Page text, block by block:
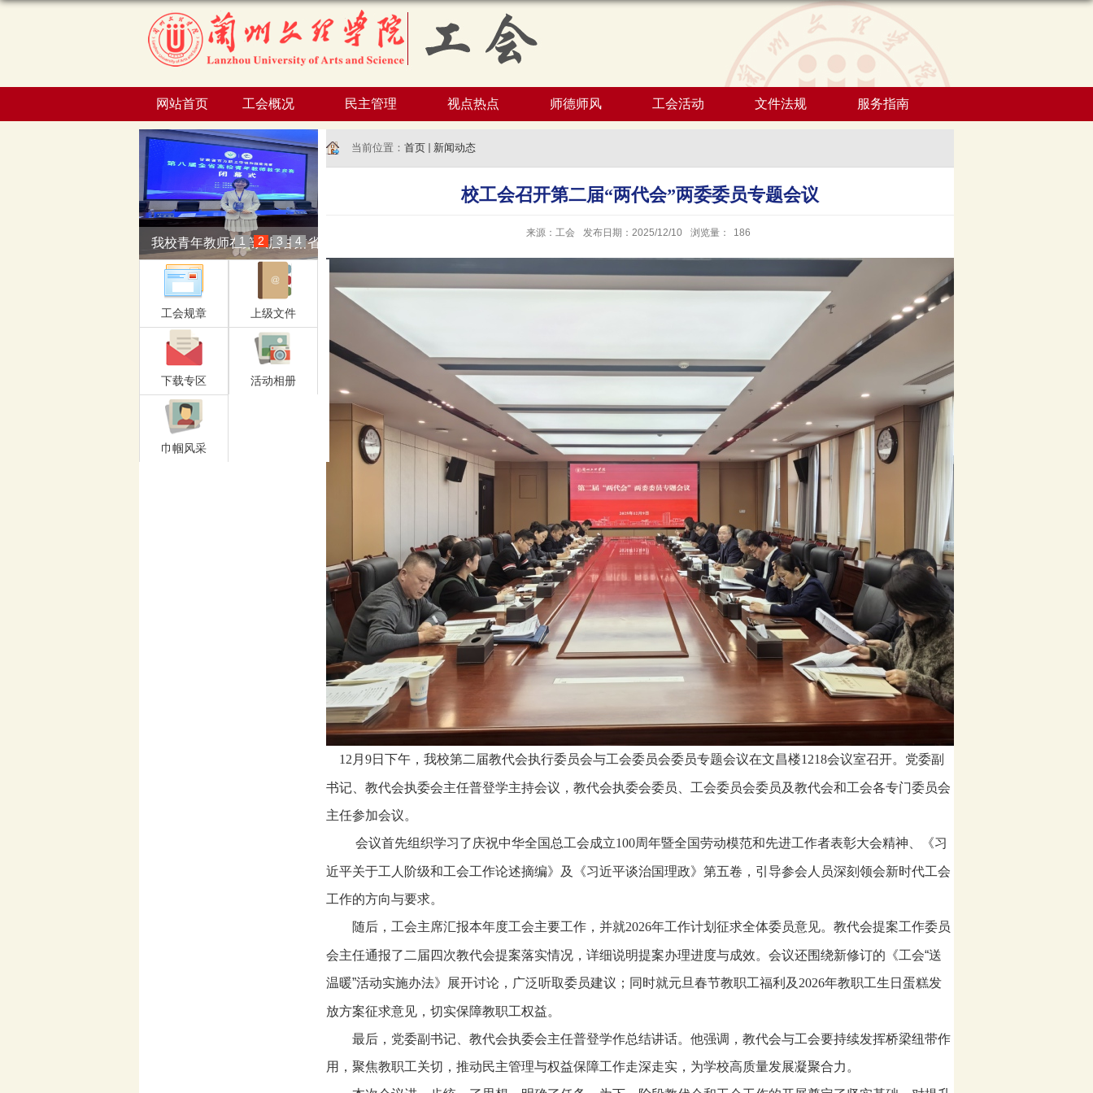
网站首页 工会概况 民主管理 视点热点 师德师风 工会活动 文件法规 服务指南
我校青年教师在第八届甘肃省高校...
1 2 3 4
工会规章 上级文件
下载专区 活动相册
巾帼风采
当前位置： 首页 新闻动态
校工会召开第二届“两代会”两委委员专题会议
来源：工会 发布日期：2025/12/10 浏览量： 186
12 月 9日下午，我校第二届教代会执行委员会与工会委员会委员专题会议在文昌楼1218会议室召开。党委副
书记、教代会执委会主任普登学主持会议，教代会执委会委员、工会委员会委员及教代会和工会各专门委员会
主任参加会议。
会议首先组织学习了庆祝中华全国总工会成立100周年暨全国劳动模范和先进工作者表彰大会精神、《习
近平关于工人阶级和工会工作论述摘编》及《习近平谈治国理政》第五卷，引导参会人员深刻领会新时代工会
工作的方向与要求。
随后，工会主席汇报本年度工会主要工作，并就2026年工作计划征求全体委员意见。教代会提案工作委员
会主任通报了二届四次教代会提案落实情况，详细说明提案办理进度与成效。会议还围绕新修订的《工会“送
温暖”活动实施办法》展开讨论，广泛听取委员建议；同时就元旦春节教职工福利及 2026年教职工生日蛋糕发
放方案征求意见，切实保障教职工权益。
最后，党委副书记、教代会执委会主任普登学作总结讲话。他强调，教代会与工会要持续发挥桥梁纽带作
用，聚焦教职工关切，推动民主管理与权益保障工作走深走实，为学校高质量发展凝聚合力。